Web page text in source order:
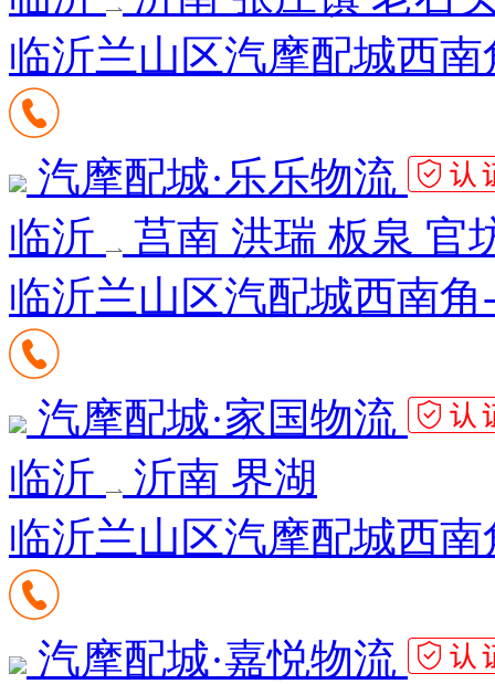
临沂兰山区汽摩配城西南
汽摩配城·乐乐物流
临沂
莒南 洪瑞 板泉 官
临沂兰山区汽配城西南
汽摩配城·家国物流
临沂
沂南 界湖
临沂兰山区汽摩配城西
汽摩配城·嘉悦物流